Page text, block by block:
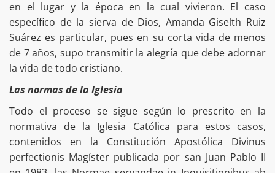
en el lugar y la época en la cual vivieron. El caso
específico de la sierva de Dios, Amanda Giselth Ruiz
Suárez es particular, pues en su corta vida de menos
de 7 años, supo transmitir la alegría que debe adornar
la vida de todo cristiano.
Las normas de la Iglesia
Todo el proceso se sigue según lo prescrito en la
normativa de la Iglesia Católica para estos casos,
contenidos en la Constitución Apostólica Divinus
perfectionis Magíster publicada por san Juan Pablo II